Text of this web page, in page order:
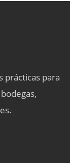
prácticas para